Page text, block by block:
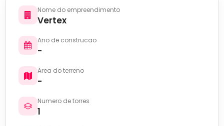
Nome do empreendimento
Vertex
Ano de construcao
-
Area do terreno
-
Numero de torres
1